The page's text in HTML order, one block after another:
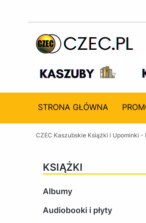
STRONA GŁÓWNA
CZEC Kaszubskie Książki i Upominki -
KSIĄŻKI
Albumy
Audiobooki i płyty